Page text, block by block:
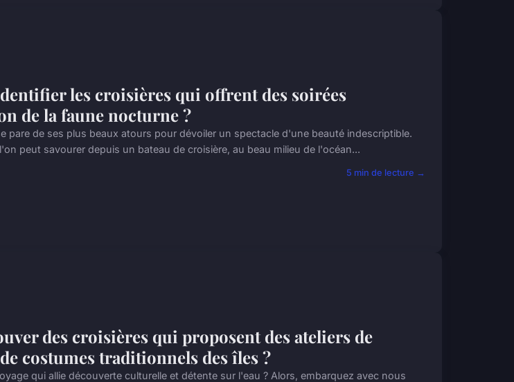
les croisières qui offrent des soirées
de la faune nocturne ?
pare de ses plus beaux atours pour dévoiler un spectacle d'une beauté indescriptible.
peut savourer depuis un bateau de croisière, au beau milieu de l'océan...
5 min de lecture →
des croisières qui proposent des ateliers de
costumes traditionnels des îles ?
qui allie découverte culturelle et détente sur l'eau ? Alors, embarquez avec nous